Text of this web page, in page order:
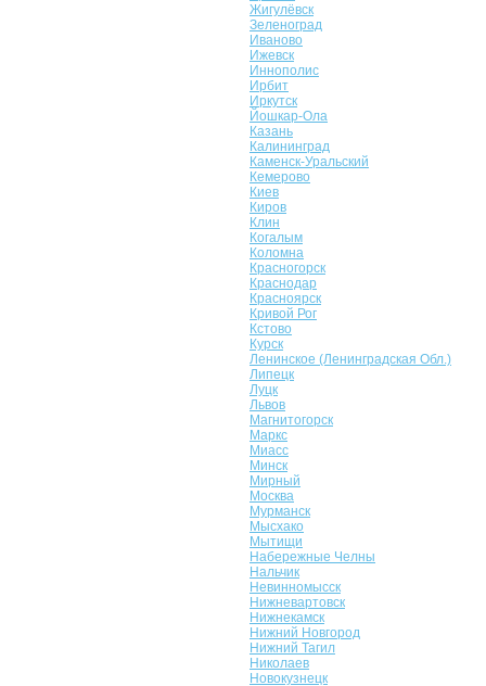
Жигулёвск
Зеленоград
Иваново
Ижевск
Иннополис
Ирбит
Иркутск
Йошкар-Ола
Казань
Калининград
Каменск-Уральский
Кемерово
Киев
Киров
Клин
Когалым
Коломна
Красногорск
Краснодар
Красноярск
Кривой Рог
Кстово
Курск
Ленинское (Ленинградская Обл.)
Липецк
Луцк
Львов
Магнитогорск
Маркс
Миасс
Минск
Мирный
Москва
Мурманск
Мысхако
Мытищи
Набережные Челны
Нальчик
Невинномысск
Нижневартовск
Нижнекамск
Нижний Новгород
Нижний Тагил
Николаев
Новокузнецк